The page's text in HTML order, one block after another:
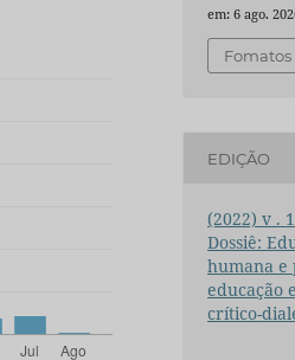
em: 6 ago.
EDIÇÃO
(2022) v .
Dossiê:
humana e
educação
crítico-